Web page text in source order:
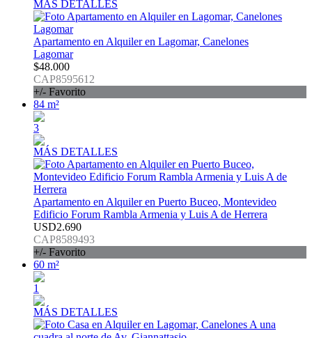
MÁS DETALLES
Apartamento en Alquiler en Lagomar, Canelones
Lagomar
$48.000
CAP8595612
+/- Favorito
84 m²
3
MÁS DETALLES
Apartamento en Alquiler en Puerto Buceo, Montevideo
Edificio Forum Rambla Armenia y Luis A de Herrera
USD2.690
CAP8589493
+/- Favorito
60 m²
1
MÁS DETALLES